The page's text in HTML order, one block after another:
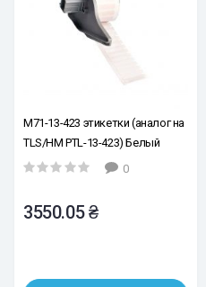
M71-13-423 этикетки (аналог на
TLS/HM PTL-13-423) Белый
полиэстер 22.86х6.35
0
3550.05 ₴